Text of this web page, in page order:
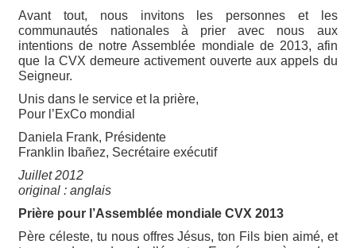
Avant tout, nous invitons les personnes et les
communautés nationales à prier avec nous aux
intentions de notre Assemblée mondiale de 2013, afin
que la CVX demeure activement ouverte aux appels du
Seigneur.
Unis dans le service et la prière,
Pour l’ExCo mondial
Daniela Frank, Présidente
Franklin Ibañez, Secrétaire exécutif
Juillet 2012
original : anglais
Prière pour l’Assemblée mondiale CVX 2013
Père céleste, tu nous offres Jésus, ton Fils bien aimé, et